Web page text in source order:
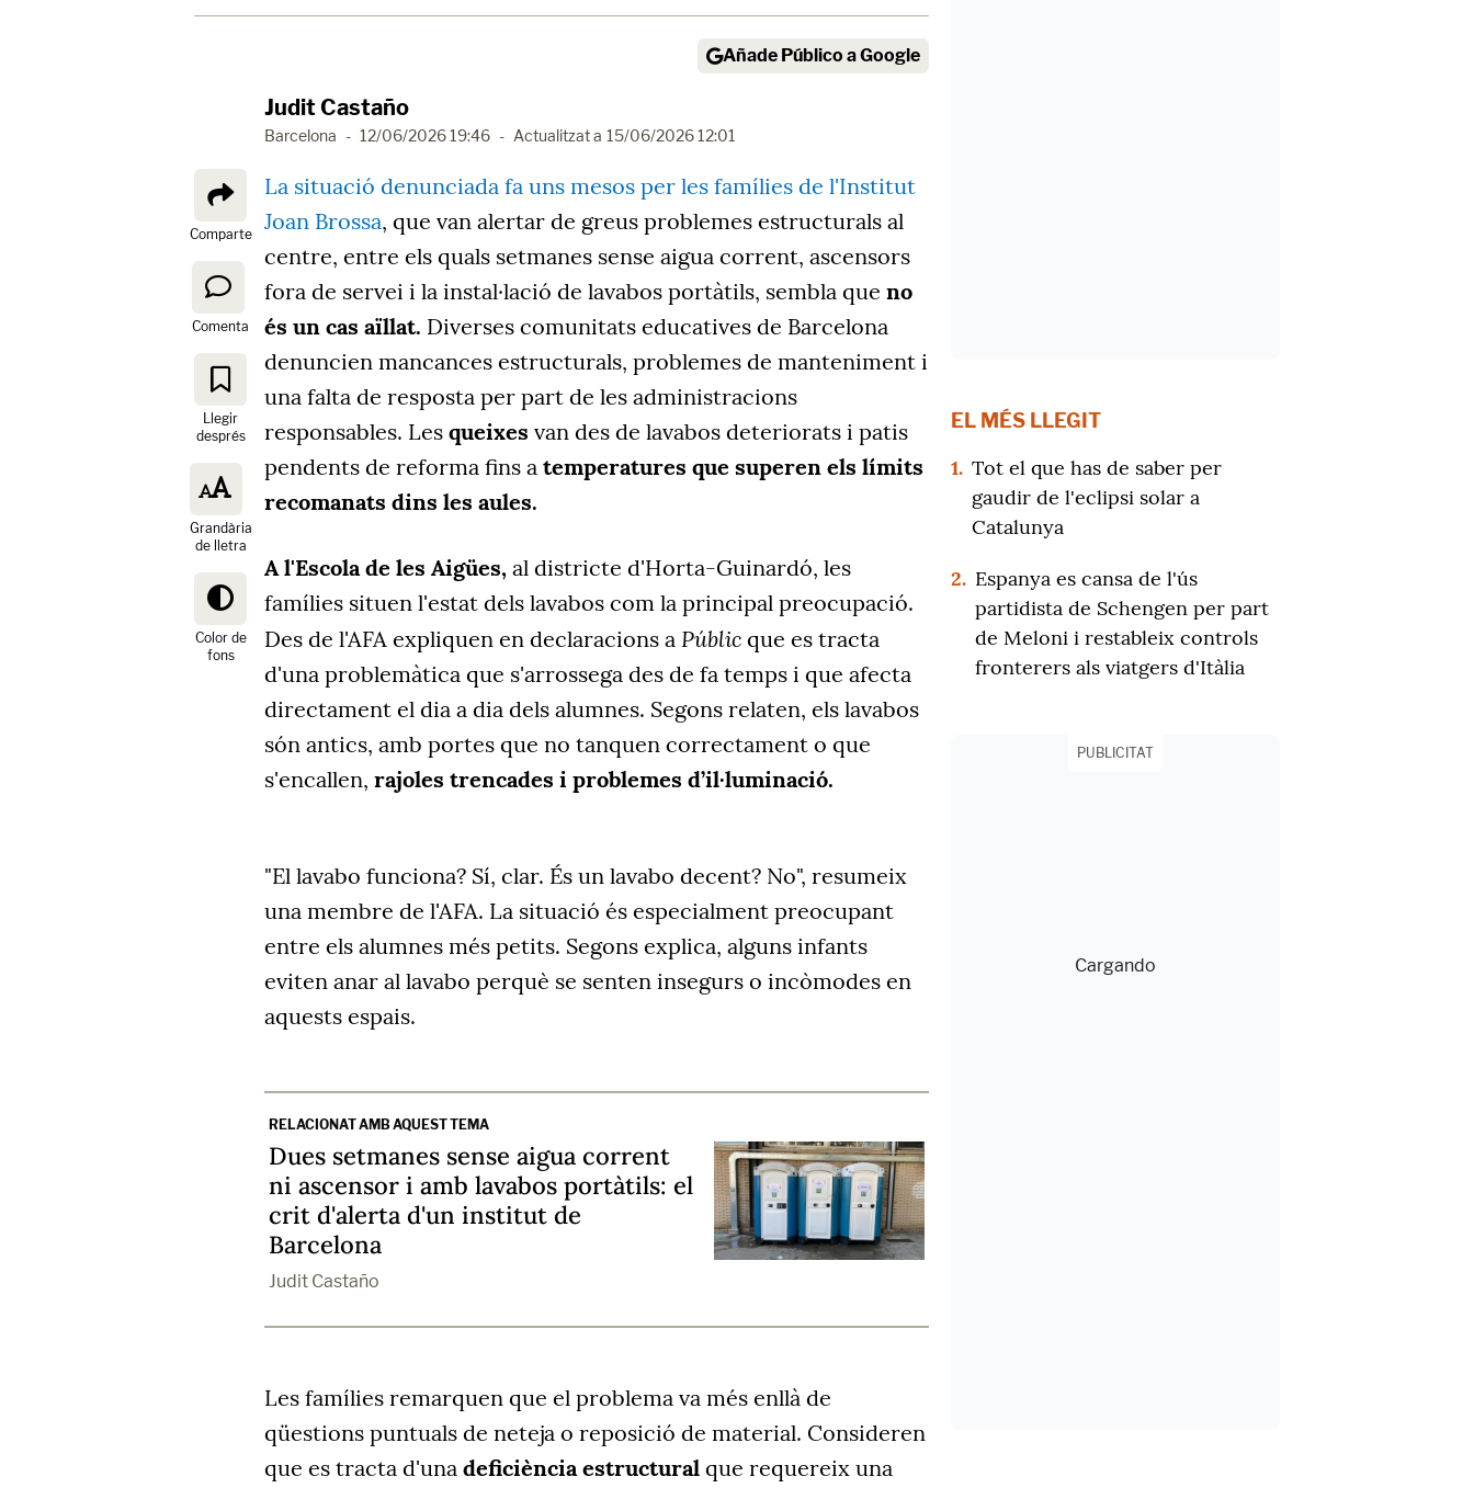
Añade Público a Google
Judit Castaño
Barcelona - 12/06/2026 19:46 - Actualitzat a 15/06/2026 12:01
Comparte
Comenta
Llegir
després
Grandària
de lletra
Color de
fons
La situació denunciada fa uns mesos per les famílies de l'Institut
Joan Brossa, que van alertar de greus problemes estructurals al
centre, entre els quals setmanes sense aigua corrent, ascensors
fora de servei i la instal·lació de lavabos portàtils, sembla que no
és un cas aïllat. Diverses comunitats educatives de Barcelona
denuncien mancances estructurals, problemes de manteniment i
una falta de resposta per part de les administracions
responsables. Les queixes van des de lavabos deteriorats i patis
pendents de reforma fins a temperatures que superen els límits
recomanats dins les aules.
A l'Escola de les Aigües, al districte d'Horta-Guinardó, les
famílies situen l'estat dels lavabos com la principal preocupació.
Des de l'AFA expliquen en declaracions a Públic que es tracta
d'una problemàtica que s'arrossega des de fa temps i que afecta
directament el dia a dia dels alumnes. Segons relaten, els lavabos
són antics, amb portes que no tanquen correctament o que
s'encallen, rajoles trencades i problemes d’il·luminació.
"El lavabo funciona? Sí, clar. És un lavabo decent? No", resumeix
una membre de l'AFA. La situació és especialment preocupant
entre els alumnes més petits. Segons explica, alguns infants
eviten anar al lavabo perquè se senten insegurs o incòmodes en
aquests espais.
RELACIONAT AMB AQUEST TEMA
Dues setmanes sense aigua corrent
ni ascensor i amb lavabos portàtils: el
crit d'alerta d'un institut de
Barcelona
Judit Castaño
Les famílies remarquen que el problema va més enllà de
qüestions puntuals de neteja o reposició de material. Consideren
que es tracta d'una deficiència estructural que requereix una
EL MÉS LLEGIT
1. Tot el que has de saber per
gaudir de l'eclipsi solar a
Catalunya
2. Espanya es cansa de l'ús
partidista de Schengen per part
de Meloni i restableix controls
fronterers als viatgers d'Itàlia
PUBLICITAT